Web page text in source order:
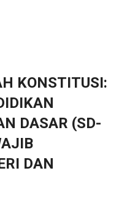
KONSTITUSI:
DASAR (SD-
DAN